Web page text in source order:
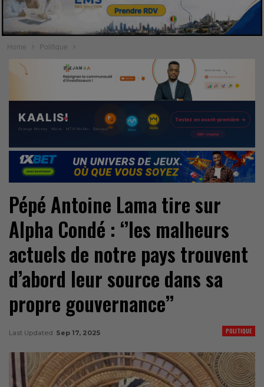
Home Politique
Pépé Antoine Lama tire sur
Alpha Condé : ‘’les malheurs
actuels de notre pays trouvent
d’abord leur source dans sa
propre gouvernance’’
POLITIQUE
Last Updated Sep 17, 2025